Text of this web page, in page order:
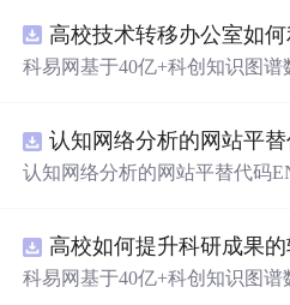
四溢的蛋糕。文中提到了经典
法式经典蛋糕，让人垂涎欲滴
科易网基于40亿+科创知识图
新领域的AI+数智化解决方案
智能化发展。
认知网络分析的网站平替代码
高校如何提升科研成果
科易网基于40亿+科创知识图